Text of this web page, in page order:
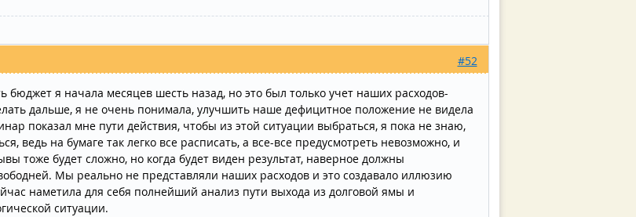
#52
бюджет я начала месяцев шесть назад, но это был только учет наших расходов-
дальше, я не очень понимала, улучшить наше дефицитное положение не видела
показал мне пути действия, чтобы из этой ситуации выбраться, я пока не знаю,
ведь на бумаге так легко все расписать, а все-все предусмотреть невозможно, и
тоже будет сложно, но когда будет виден результат, наверное должны
Мы реально не представляли наших расходов и это создавало иллюзию
наметила для себя полнейший анализ пути выхода из долговой ямы и
ситуации.